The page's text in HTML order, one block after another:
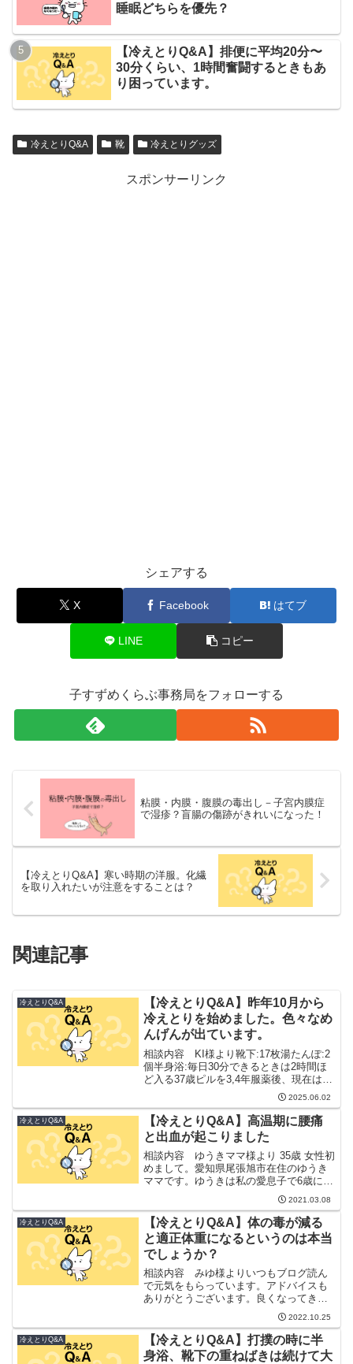
睡眠どちらを優先？
【冷えとりQ&A】排便に平均20分〜
30分くらい、1時間奮闘するときもあ
り困っています。
冷えとりQ&A 靴 冷えとりグッズ
スポンサーリンク
シェアする
X Facebook はてブ
LINE コピー
子すずめくらぶ事務局をフォローする
粘膜・内膜・腹膜の毒出し－子宮内膜症
で湿疹？盲腸の傷跡がきれいになった！
【冷えとりQ&A】寒い時期の洋服。化繊
を取り入れたいが注意をすることは？
関連記事
冷えとりQ&A
【冷えとりQ&A】昨年10月から
冷えとりを始めました。色々なめ
んげんが出ています。
相談内容 KI様より靴下:17枚湯たんぽ:2
個半身浴:毎日30分できるときは2時間ほ
ど入る37歳ピルを3,4年服薬後、現在は辞
めてから1年経ちます。昨年10月から冷え
とりを始めました。今の現状は、・便秘
と下痢を繰り返す、便秘で貧血気味・い
つ...
2025.06.02
冷えとりQ&A
【冷えとりQ&A】高温期に腰痛
と出血が起こりました
相談内容 ゆうきママ様より 35歳 女性初
めまして。愛知県尾張旭市在住のゆうき
ママです。ゆうきは私の愛息子で6歳にな
るわんぱく坊主です。私は冷え取り歴約2
か月の超初心者です。冷え取りを始めた
きっかけは、昨年9月から3か月間無排
卵、無月経とな...
2021.03.08
冷えとりQ&A
【冷えとりQ&A】体の毒が減る
と適正体重になるというのは本当
でしょうか？
相談内容 みゆ様よりいつもブログ読ん
で元気をもらっています。アドバイスも
ありがとうございます。良くなってきて
いるところもあるので冷えとりを楽しく
頑張れています。冷えとり：1年半靴下：
13枚半身浴：1時間半どの投稿か忘れまし
たが、体の毒が減る...
2022.10.25
冷えとりQ&A
【冷えとりQ&A】打撲の時に半
身浴、靴下の重ねばきは続けて大